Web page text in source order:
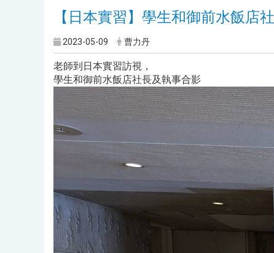
【日本實習】學生和御前水飯店
2023-05-09 曹力丹
老師到日本實習訪視，
學生和御前水飯店社長及執事合影